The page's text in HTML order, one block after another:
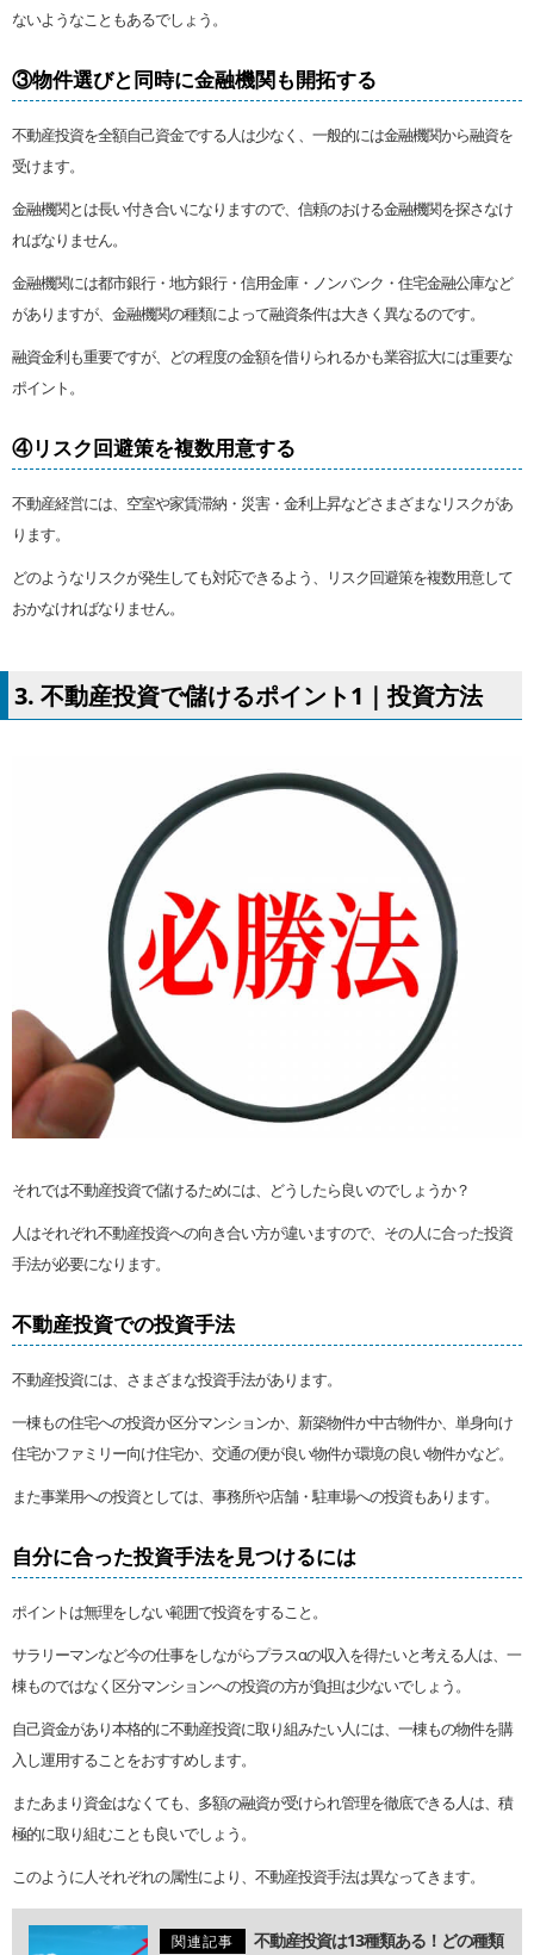
ないようなこともあるでしょう。
③物件選びと同時に金融機関も開拓する
不動産投資を全額自己資金でする人は少なく、一般的には金融機関から融資を
受けます。
金融機関とは長い付き合いになりますので、信頼のおける金融機関を探さなけ
ればなりません。
金融機関には都市銀行・地方銀行・信用金庫・ノンバンク・住宅金融公庫など
がありますが、金融機関の種類によって融資条件は大きく異なるのです。
融資金利も重要ですが、どの程度の金額を借りられるかも業容拡大には重要な
ポイント。
④リスク回避策を複数用意する
不動産経営には、空室や家賃滞納・災害・金利上昇などさまざまなリスクがあ
ります。
どのようなリスクが発生しても対応できるよう、リスク回避策を複数用意して
おかなければなりません。
3. 不動産投資で儲けるポイント1｜投資方法
それでは不動産投資で儲けるためには、どうしたら良いのでしょうか？
人はそれぞれ不動産投資への向き合い方が違いますので、その人に合った投資
手法が必要になります。
不動産投資での投資手法
不動産投資には、さまざまな投資手法があります。
一棟もの住宅への投資か区分マンションか、新築物件か中古物件か、単身向け
住宅かファミリー向け住宅か、交通の便が良い物件か環境の良い物件かなど。
また事業用への投資としては、事務所や店舗・駐車場への投資もあります。
自分に合った投資手法を見つけるには
ポイントは無理をしない範囲で投資をすること。
サラリーマンなど今の仕事をしながらプラスαの収入を得たいと考える人は、一
棟ものではなく区分マンションへの投資の方が負担は少ないでしょう。
自己資金があり本格的に不動産投資に取り組みたい人には、一棟もの物件を購
入し運用することをおすすめします。
またあまり資金はなくても、多額の融資が受けられ管理を徹底できる人は、積
極的に取り組むことも良いでしょう。
このように人それぞれの属性により、不動産投資手法は異なってきます。
関連記事
不動産投資は13種類ある！どの種類